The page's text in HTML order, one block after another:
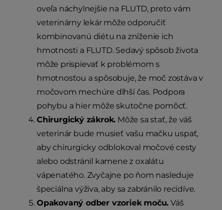
oveľa náchylnejšie na FLUTD, preto vám
veterinárny lekár môže odporučiť
kombinovanú diétu na zníženie ich
hmotnosti a FLUTD. Sedavý spôsob života
môže prispievať k problémom s
hmotnosťou a spôsobuje, že moč zostáva v
močovom mechúre dlhší čas. Podpora
pohybu a hier môže skutočne pomôcť.
Chirurgický zákrok. Môže sa stať, že váš
veterinár bude musieť vašu mačku uspať,
aby chirurgicky odblokoval močové cesty
alebo odstránil kamene z oxalátu
vápenatého. Zvyčajne po ňom nasleduje
špeciálna výživa, aby sa zabránilo recidíve.
Opakovaný odber vzoriek moču. Váš